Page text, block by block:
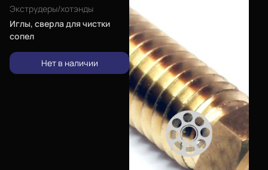
Экструдеры/хотэнды
Иглы, сверла для чистки
сопел
Нет в наличии